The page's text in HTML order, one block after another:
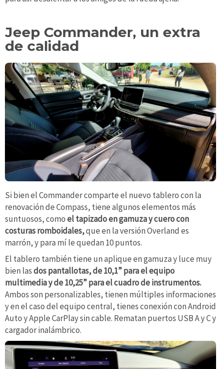
Jeep Commander, un extra
de calidad
Si bien el Commander comparte el nuevo tablero con la
renovación de Compass, tiene algunos elementos más
suntuosos, comoel tapizado en gamuza y cuero con
costuras romboidales,que en la versión Overland es
marrón, y para mí le quedan 10 puntos.
El tablero también tiene un aplique en gamuza y luce muy
bien lasdos pantallotas, de 10,1” para el equipo
multimedia y de 10,25” para el cuadro de instrumentos.
Ambos son personalizables, tienen múltiples informaciones
y en el caso del equipo central, tienes conexión con Android
Auto y Apple CarPlay sin cable. Rematan puertos USB A y C y
cargador inalámbrico.